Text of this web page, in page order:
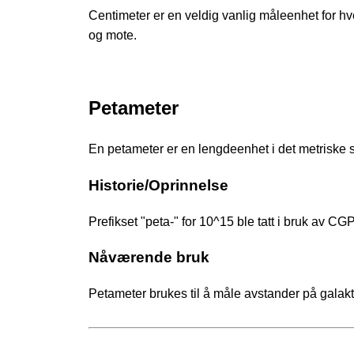
Centimeter er en veldig vanlig måleenhet for
og mote.
Petameter
En petameter er en lengdeenhet i det metriske
Historie/Oprinnelse
Prefikset "peta-" for 10^15 ble tatt i bruk av
Nåværende bruk
Petameter brukes til å måle avstander på